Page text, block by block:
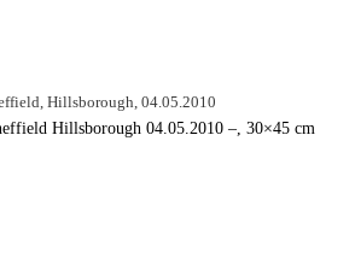
Hillsborough 04.05.2010 –, 30×45 cm